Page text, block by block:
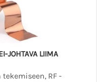
JOHTAVA LIIMA
RF -